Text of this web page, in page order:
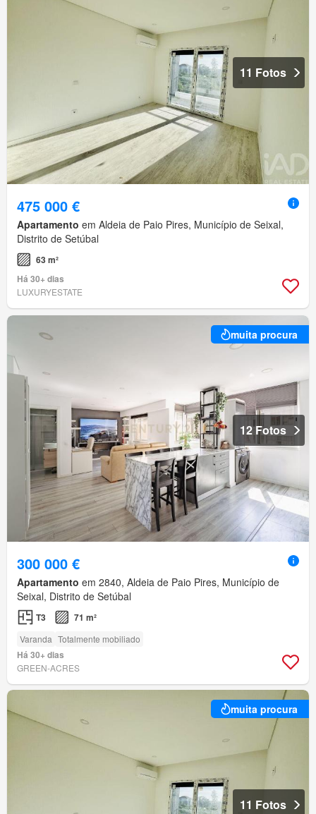
11 Fotos
475 000 €
Apartamento em Aldeia de Paio Pires, Município de Seixal,
Distrito de Setúbal
63 m²
Há 30+ dias
LUXURYESTATE
muita procura
12 Fotos
300 000 €
Apartamento em 2840, Aldeia de Paio Pires, Município de
Seixal, Distrito de Setúbal
T3 71 m²
Varanda Totalmente mobiliado
Há 30+ dias
GREEN-ACRES
muita procura
11 Fotos